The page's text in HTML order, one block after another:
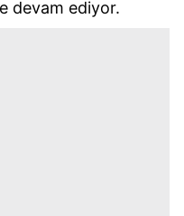
devam ediyor.